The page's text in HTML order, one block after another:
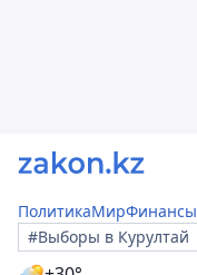
ПолитикаМирФинансы
#Выборы в Курултай